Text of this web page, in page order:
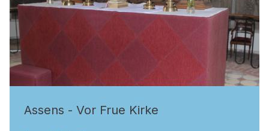
Assens - Vor Frue Kirke